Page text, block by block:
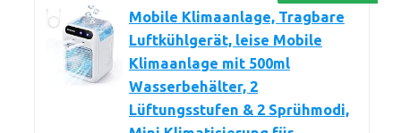
Mobile Klimaanlage, Tragbare
Luftkühlgerät, leise Mobile
Klimaanlage mit 500ml
Wasserbehälter, 2
Lüftungsstufen & 2 Sprühmodi,